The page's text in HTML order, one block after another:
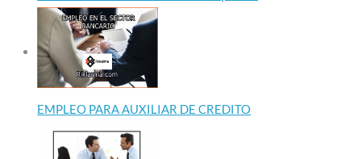
EMPLEO PARA AUXILIAR DE CREDITO